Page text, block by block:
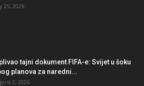
25, 2026
tajni dokument FIFA-e: Svijet u šoku
planova za naredni...
2, 2026